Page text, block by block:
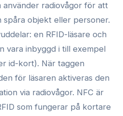
använder radiovågor för att
spåra objekt eller personer.
en RFID-läsare och
vara inbyggd i till exempel
id-kort). När taggen
för läsaren aktiveras den
via radiovågor. NFC är
som fungerar på kortare